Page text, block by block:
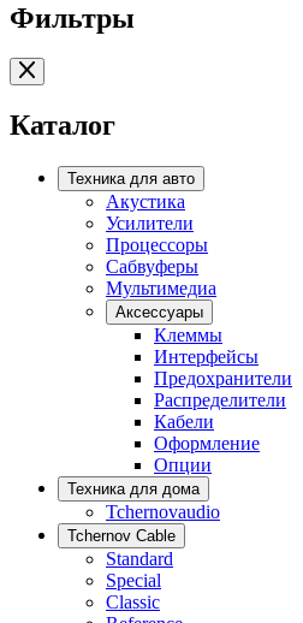
Фильтры
Каталог
Техника для авто
Акустика
Усилители
Процессоры
Сабвуферы
Мультимедиа
Аксессуары
Клеммы
Интерфейсы
Предохранители
Распределители
Кабели
Оформление
Опции
Техника для дома
Tchernovaudio
Tchernov Cable
Standard
Special
Classic